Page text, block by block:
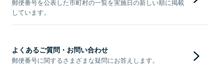
郵便番号を公表した市町村の一覧を実施日の新しい順に掲載
しています。
よくあるご質問・お問い合わせ
郵便番号に関するさまざまな疑問にお答えします。